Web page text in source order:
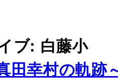
ブ: 白藤小
田幸村の軌跡